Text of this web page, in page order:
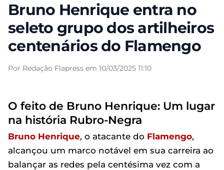
Bruno Henrique entra no
seleto grupo dos artilheiros
centenários do Flamengo
Por Redação Flapress em 10/03/2025 11:10
O feito de Bruno Henrique: Um lugar
na história Rubro-Negra
Bruno Henrique, o atacante do Flamengo,
alcançou um marco notável em sua carreira ao
balançar as redes pela centésima vez com a